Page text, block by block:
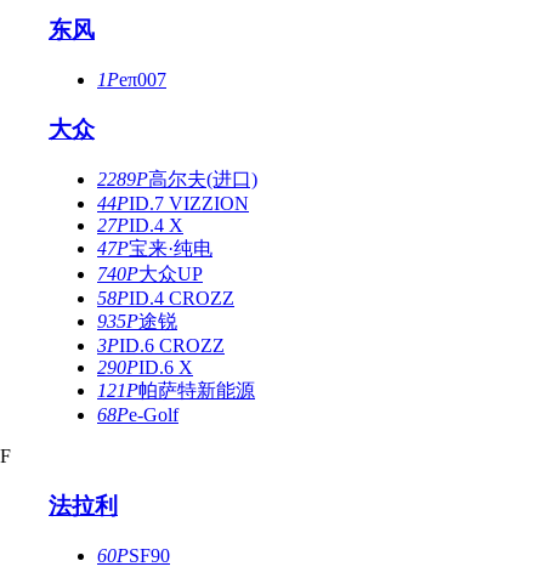
东风
1Peπ007
大众
2289P高尔夫(进口)
44PID.7 VIZZION
27PID.4 X
47P宝来·纯电
740P大众UP
58PID.4 CROZZ
935P途锐
3PID.6 CROZZ
290PID.6 X
121P帕萨特新能源
68Pe-Golf
F
法拉利
60PSF90